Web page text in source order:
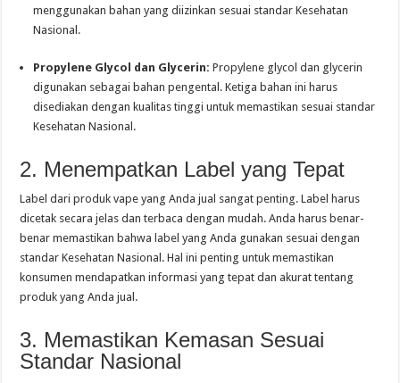
menggunakan bahan yang diizinkan sesuai standar Kesehatan
Nasional.
Propylene Glycol dan Glycerin: Propylene glycol dan glycerin
digunakan sebagai bahan pengental. Ketiga bahan ini harus
disediakan dengan kualitas tinggi untuk memastikan sesuai standar
Kesehatan Nasional.
2. Menempatkan Label yang Tepat
Label dari produk vape yang Anda jual sangat penting. Label harus
dicetak secara jelas dan terbaca dengan mudah. Anda harus benar-
benar memastikan bahwa label yang Anda gunakan sesuai dengan
standar Kesehatan Nasional. Hal ini penting untuk memastikan
konsumen mendapatkan informasi yang tepat dan akurat tentang
produk yang Anda jual.
3. Memastikan Kemasan Sesuai
Standar Nasional